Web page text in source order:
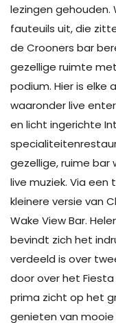
lezingen
fauteuils uit, die
de Crooners bar
gezellige ruimte
podium. Hier is elke
waaronder live
en licht ingerichte
gezellige, ruime bar
live muziek. Via een
kleinere versie van
Wake View Bar.
bevindt zich het
verdeeld is over
door over het
prima zicht op het
genieten van mooie